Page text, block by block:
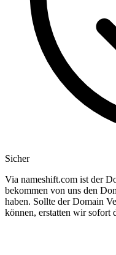
Sicher
Via nameshift.com ist der
bekommen von uns den
haben. Sollte der Domain
können, erstatten wir sofort